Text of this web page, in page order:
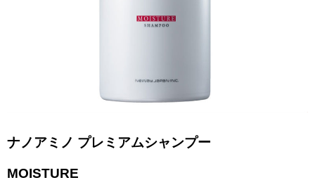
ナノアミノ プレミアムシャンプー
MOISTURE